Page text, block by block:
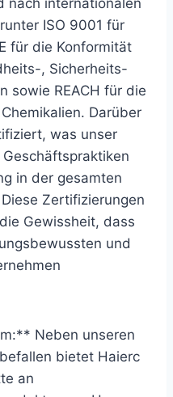
ISO 9001 für
für die Konformität
, Sicherheits-
sowie REACH für die
Darüber
was unser
in der gesamten
Zertifizierungen
Gewissheit, dass
und
Neben unseren
bietet Haierc
an